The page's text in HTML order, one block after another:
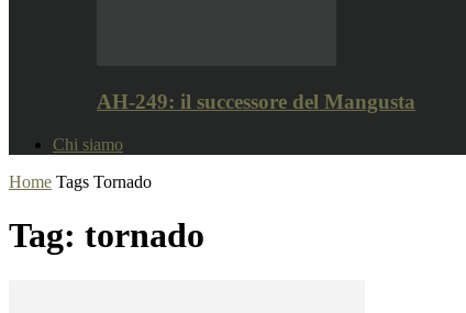
AH-249: il successore del Mangusta
Chi siamo
Home Tags Tornado
Tag: tornado